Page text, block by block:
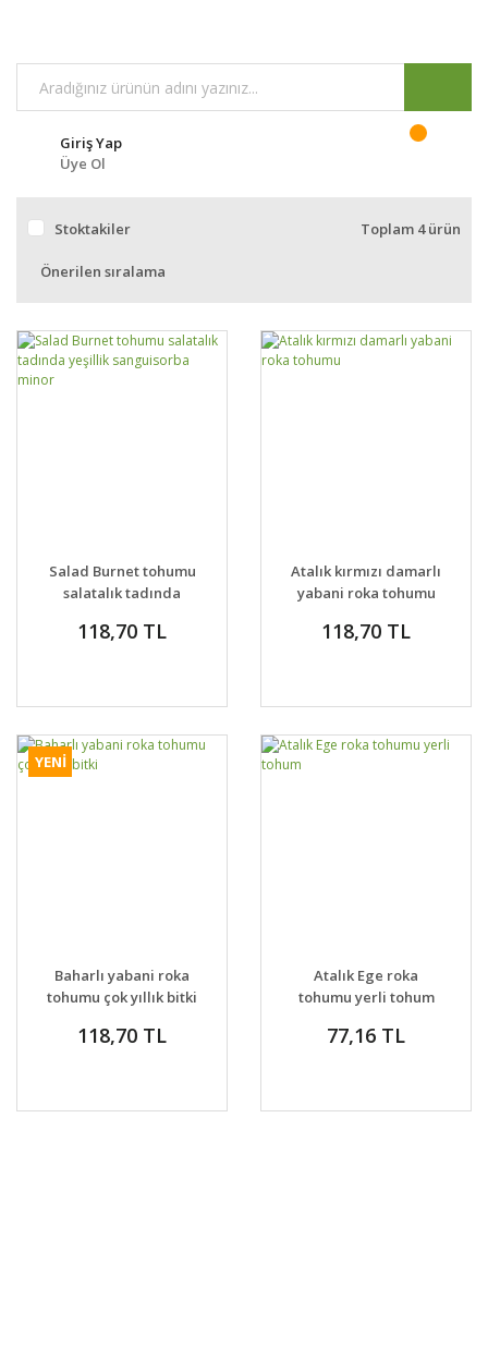
Giriş Yap
Üye Ol
Stoktakiler Toplam 4 ürün
Salad Burnet tohumu
salatalık tadında
minor
118,70 TL
Atalık kırmızı damarlı
yabani roka tohumu
118,70 TL
YENİ
Baharlı yabani roka
tohumu çok yıllık bitki
118,70 TL
Atalık Ege roka
tohumu yerli tohum
77,16 TL